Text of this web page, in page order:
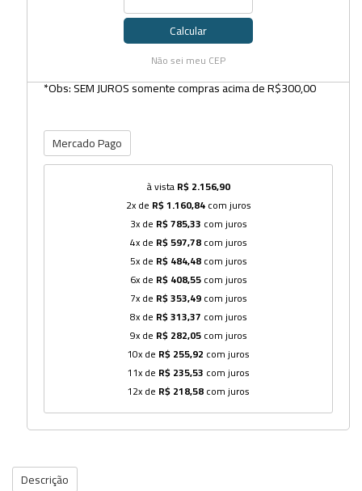
Calcular
Não sei meu CEP
*Obs: SEM JUROS somente compras acima de R$300,00
Mercado Pago
à vistaR$ 2.156,90
2x de R$ 1.160,84com juros
3x de R$ 785,33 com juros
4x de R$ 597,78com juros
5x de R$ 484,48com juros
6x de R$ 408,55com juros
7x de R$ 353,49com juros
8x de R$ 313,37 com juros
9x de R$ 282,05com juros
10x de R$ 255,92 com juros
11x de R$ 235,53 com juros
12x de R$ 218,58com juros
Descrição